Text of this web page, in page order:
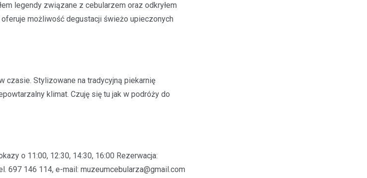
legendy związane z cebularzem oraz odkryłem
możliwość degustacji świeżo upieczonych
czasie. Stylizowane na tradycyjną piekarnię
klimat. Czuję się tu jak w podróży do
o 11:00, 12:30, 14:30, 16:00 Rezerwacja:
697 146 114, e-mail: muzeumcebularza@gmail.com